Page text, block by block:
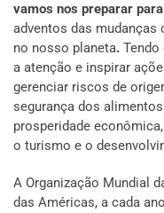
vamos nos preparar
adventos das
no nosso planeta.
a atenção e inspirar
gerenciar riscos de
segurança dos
prosperidade
o turismo e o
A Organização Mundial
das Américas, a cada